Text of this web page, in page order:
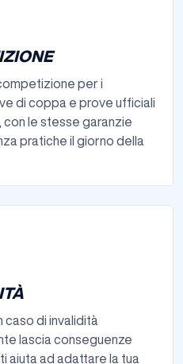
per i
di coppa e prove ufficiali
le stesse garanzie
pratiche il giorno della
caso di invalidità
lascia conseguenze
aiuta ad adattare la tua